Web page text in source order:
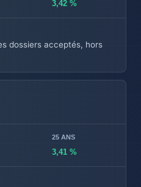
3,42 %
dossiers acceptés, hors
3,41 %